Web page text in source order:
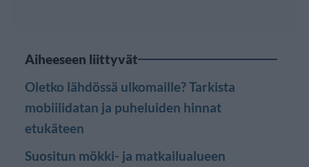
Aiheeseen liittyvät
Oletko lähdössä ulkomaille? Tarkista
mobiilidatan ja puheluiden hinnat
etukäteen
Suositun mökki- ja matkailualueen